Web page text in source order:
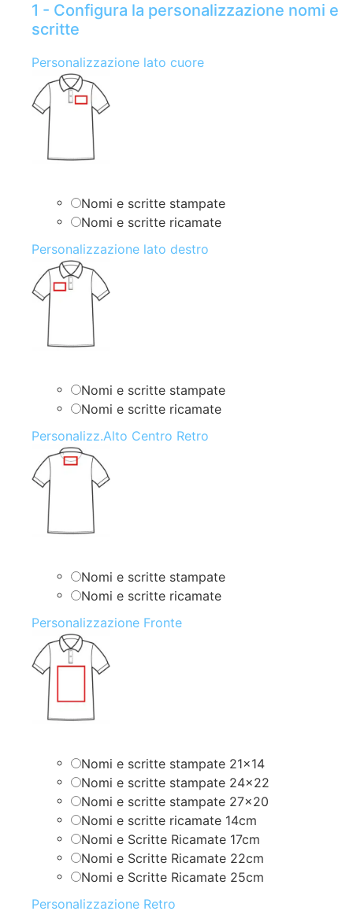
1 - Configura la personalizzazione nomi e
scritte
Personalizzazione lato cuore
Nomi e scritte stampate
Nomi e scritte ricamate
Personalizzazione lato destro
Nomi e scritte stampate
Nomi e scritte ricamate
Personalizz.Alto Centro Retro
Nomi e scritte stampate
Nomi e scritte ricamate
Personalizzazione Fronte
Nomi e scritte stampate 21×14
Nomi e scritte stampate 24×22
Nomi e scritte stampate 27×20
Nomi e scritte ricamate 14cm
Nomi e Scritte Ricamate 17cm
Nomi e Scritte Ricamate 22cm
Nomi e Scritte Ricamate 25cm
Personalizzazione Retro